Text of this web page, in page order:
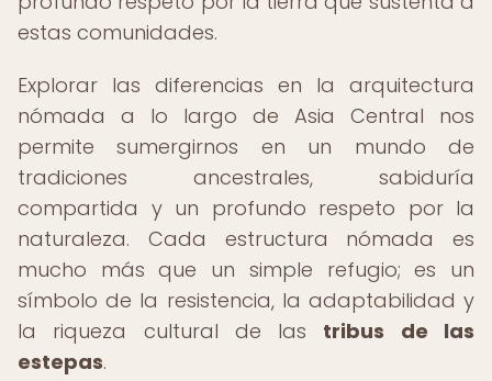
estas comunidades.
Explorar las diferencias en la arquitectura
nómada a lo largo de Asia Central nos
permite sumergirnos en un mundo de
tradiciones ancestrales, sabiduría
compartida y un profundo respeto por la
naturaleza. Cada estructura nómada es
mucho más que un simple refugio; es un
símbolo de la resistencia, la adaptabilidad y
la riqueza cultural de las tribus de las
estepas.